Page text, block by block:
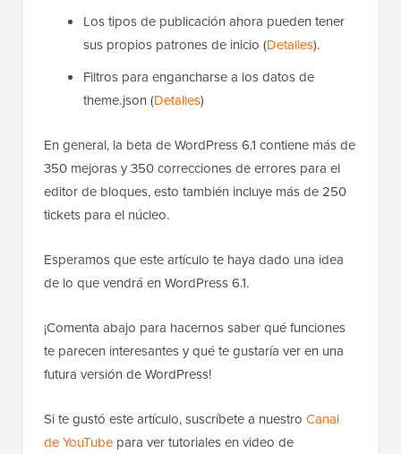
Los tipos de publicación ahora pueden tener
sus propios patrones de inicio (Detalles).
Filtros para engancharse a los datos de
theme.json (Detalles)
En general, la beta de WordPress 6.1 contiene más de
350 mejoras y 350 correcciones de errores para el
editor de bloques, esto también incluye más de 250
tickets para el núcleo.
Esperamos que este artículo te haya dado una idea
de lo que vendrá en WordPress 6.1.
¡Comenta abajo para hacernos saber qué funciones
te parecen interesantes y qué te gustaría ver en una
futura versión de WordPress!
Si te gustó este artículo, suscríbete a nuestro Canal
de YouTube para ver tutoriales en video de